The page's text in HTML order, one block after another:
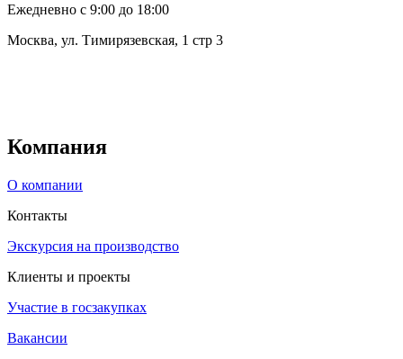
Ежедневно с 9:00 до 18:00
Москва, ул. Тимирязевская, 1 стр 3
Компания
О компании
Контакты
Экскурсия на производство
Клиенты и проекты
Участие в госзакупках
Вакансии